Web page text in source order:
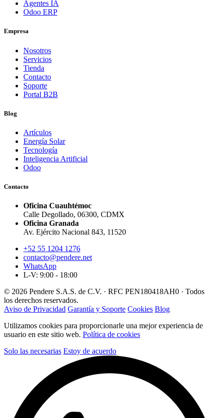
Agentes IA
Odoo ERP
Empresa
Nosotros
Servicios
Tienda
Contacto
Soporte
Portal B2B
Blog
Artículos
Energía Solar
Tecnología
Inteligencia Artificial
Odoo
Contacto
Oficina Cuauhtémoc
Calle Degollado, 06300, CDMX
Oficina Granada
Av. Ejército Nacional 843, 11520
+52 55 1204 1276
contacto@pendere.net
WhatsApp
L-V: 9:00 - 18:00
© 2026 Pendere S.A.S. de C.V. · RFC PEN180418AH0 · Todos
los derechos reservados.
Aviso de Privacidad Garantía y Soporte Cookies Blog
Utilizamos cookies para proporcionarle una mejor experiencia de
usuario en este sitio web. Política de cookies
Solo las necesarias Estoy de acuerdo